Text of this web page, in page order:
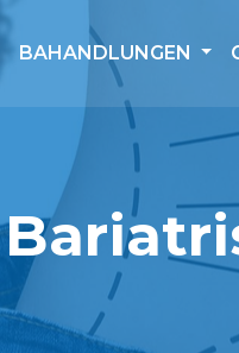
BAHANDLUNGEN